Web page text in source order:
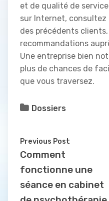
et de qualité de
sur Internet, consultez
des précédents
recommandations
Une entreprise bien
plus de chances de
que vous traversez.
Dossiers
Previous Post
Comment
fonctionne une
séance en cabinet